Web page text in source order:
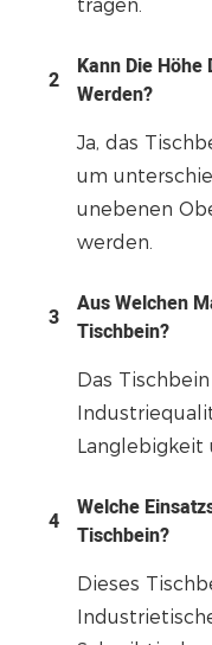
tragen.
2
Kann Die
Werden?
Ja, das
um
unebenen
werden.
3
Aus Welchen
Tischbein?
Das
Langlebigkeit
4
Welche
Tischbein?
Dieses